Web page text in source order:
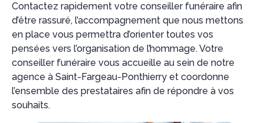
Contactez rapidement votre conseiller funéraire afin
d’être rassuré, l’accompagnement que nous mettons
en place vous permettra d’orienter toutes vos
pensées vers l’organisation de l’hommage. Votre
conseiller funéraire vous accueille au sein de notre
agence à Saint-Fargeau-Ponthierry et coordonne
l’ensemble des prestataires afin de répondre à vos
souhaits.